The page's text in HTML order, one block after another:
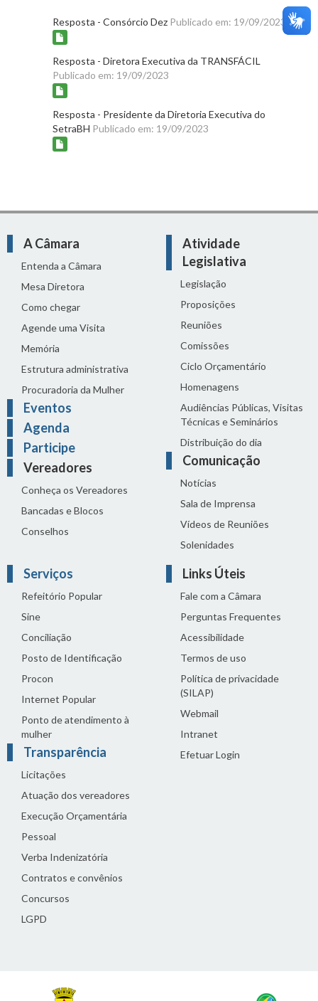
Resposta - Consórcio Dez Publicado em: 19/09/2023
Resposta - Diretora Executiva da TRANSFÁCIL
Publicado em: 19/09/2023
Resposta - Presidente da Diretoria Executiva do
SetraBH Publicado em: 19/09/2023
A Câmara
Entenda a Câmara
Mesa Diretora
Como chegar
Agende uma Visita
Memória
Estrutura administrativa
Procuradoria da Mulher
Eventos
Agenda
Participe
Vereadores
Conheça os Vereadores
Bancadas e Blocos
Conselhos
Atividade
Legislativa
Legislação
Proposições
Reuniões
Comissões
Ciclo Orçamentário
Homenagens
Audiências Públicas, Visitas
Técnicas e Seminários
Distribuição do dia
Comunicação
Notícias
Sala de Imprensa
Vídeos de Reuniões
Solenidades
Serviços
Refeitório Popular
Sine
Conciliação
Posto de Identificação
Procon
Internet Popular
Ponto de atendimento à
mulher
Transparência
Licitações
Atuação dos vereadores
Execução Orçamentária
Pessoal
Verba Indenizatória
Contratos e convênios
Concursos
LGPD
Links Úteis
Fale com a Câmara
Perguntas Frequentes
Acessibilidade
Termos de uso
Política de privacidade
(SILAP)
Webmail
Intranet
Efetuar Login